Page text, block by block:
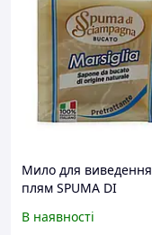
Мило для виведення
плям SPUMA DI
В наявності